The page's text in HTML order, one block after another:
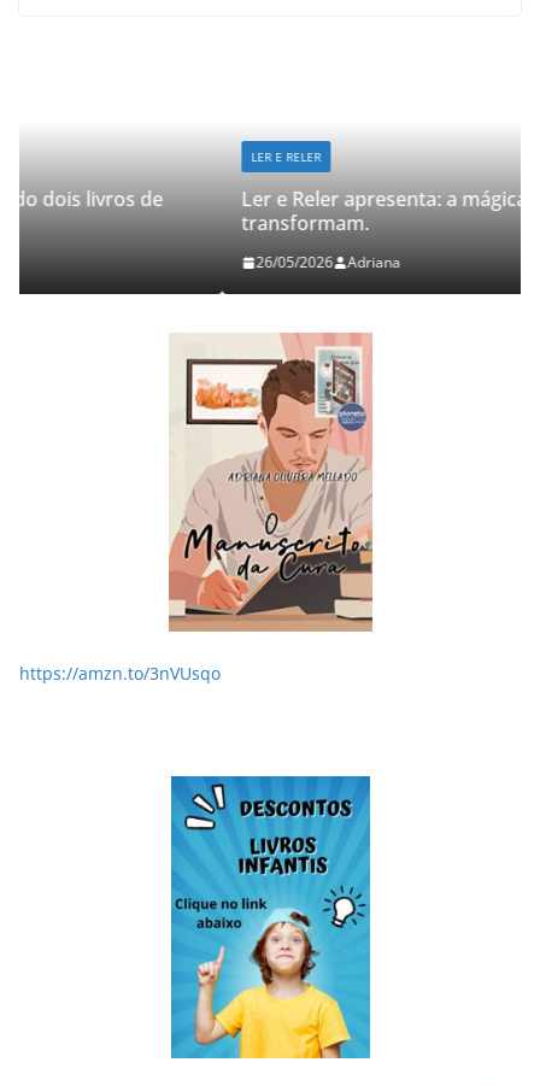
Ler e Reler apresenta: a mágica de dois livros que
https://amzn.to/3nVUsqo